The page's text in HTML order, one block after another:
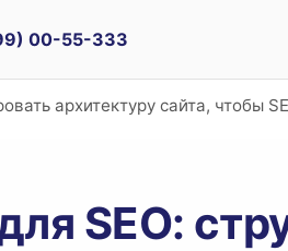
00-55-333
архитектуру сайта, чтобы
SEO: